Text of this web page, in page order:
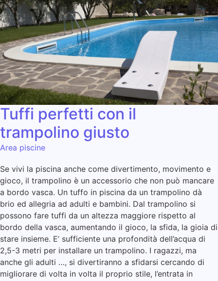
Tuffi perfetti con il
trampolino giusto
Area piscine
Se vivi la piscina anche come divertimento, movimento e
gioco, il trampolino è un accessorio che non può mancare
a bordo vasca. Un tuffo in piscina da un trampolino dà
brio ed allegria ad adulti e bambini. Dal trampolino si
possono fare tuffi da un altezza maggiore rispetto al
bordo della vasca, aumentando il gioco, la sfida, la gioia di
stare insieme. E’ sufficiente una profondità dell’acqua di
2,5-3 metri per installare un trampolino. I ragazzi, ma
anche gli adulti …, si divertiranno a sfidarsi cercando di
migliorare di volta in volta il proprio stile, l’entrata in